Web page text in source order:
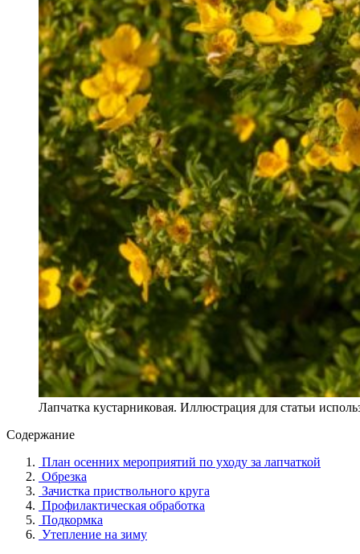
Лапчатка кустарниковая. Иллюстрация для статьи
Содержание
План осенних мероприятий по уходу за лапчаткой
Обрезка
Зачистка приствольного круга
Профилактическая обработка
Подкормка
Утепление на зиму